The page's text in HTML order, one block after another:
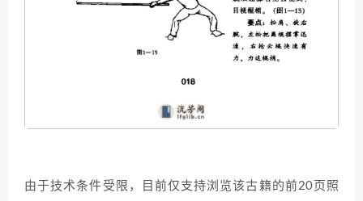
由于技术条件受限，目前仅支持浏览该古籍的前20页照